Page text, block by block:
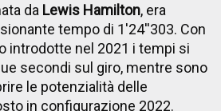
da Lewis Hamilton, era
tempo di 1'24''303. Con
introdotte nel 2021 i tempi si
secondi sul giro, mentre sono
le potenzialità delle
in configurazione 2022.